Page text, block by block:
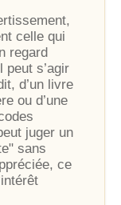
celle qui
regard
peut s’agir
d’un livre
ou d’une
juger un
sans
ce